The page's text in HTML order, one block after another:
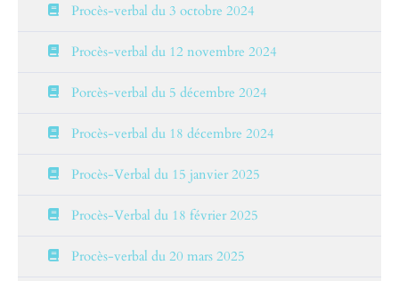
Procès-verbal du 3 octobre 2024
Procès-verbal du 12 novembre 2024
Porcès-verbal du 5 décembre 2024
Procès-verbal du 18 décembre 2024
Procès-Verbal du 15 janvier 2025
Procès-Verbal du 18 février 2025
Procès-verbal du 20 mars 2025